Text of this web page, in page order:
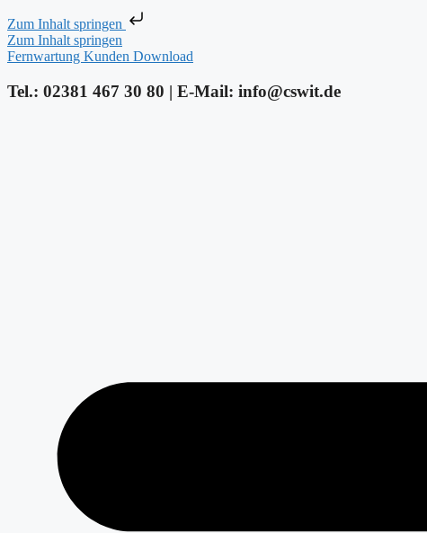
Zum Inhalt springen
Zum Inhalt springen
Fernwartung Kunden Download
Tel.: 02381 467 30 80 | E-Mail: info@cswit.de